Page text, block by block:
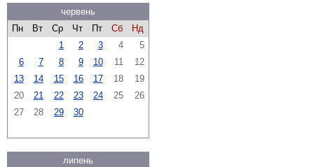
червень
Пн
Вт Ср Чт Пт Сб
Нд
1
2 3 4
5
6
7 8 9 10 11
12
13
14 15 16 17 18
19
20
21 22 23 24 25
26
27
28 29 30
липень